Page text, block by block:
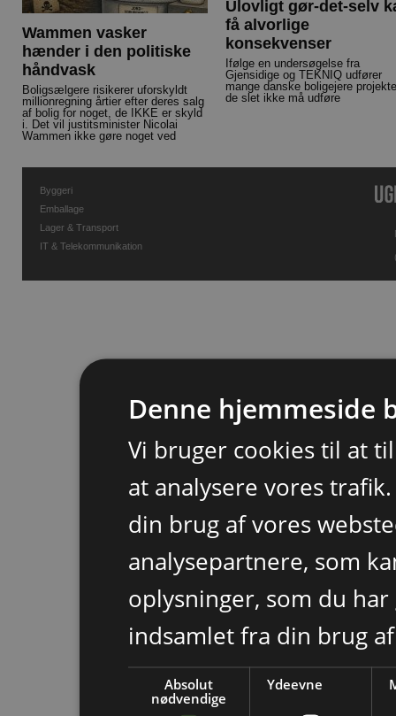
Wammen vasker
hænder i den politiske
håndvask
Boligsælgere risikerer uforskyldt
millionregning årtier efter deres salg
af bolig for noget, de IKKE er skyld
i. Det vil justitsminister Nicolai
Wammen ikke gøre noget ved
Ulovligt gør-det-selv
få alvorlige
konsekvenser
Ifølge en undersøgelse fra
Gjensidige og TEKNIQ udfører
mange danske boligejere
de slet ikke må udføre
Byggeri
Emballage
Lager & Transport
IT & Telekommunikation
Denne hjemmeside
Vi bruger cookies til at
at analysere vores
din brug af vores
analysepartnere, som
oplysninger, som du
indsamlet fra din brug
Absolut
nødvendige
Ydeevne